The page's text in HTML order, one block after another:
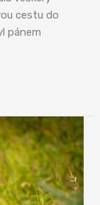
cestu do
pánem